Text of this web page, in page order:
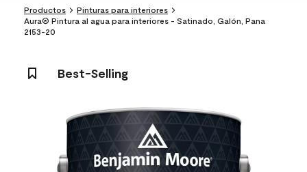
Productos
Pinturas para interiores
Aura® Pintura al agua para interiores - Satinado, Galón, Pana
2153-20
Best-Selling